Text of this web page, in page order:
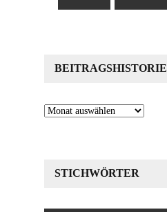
BEITRAGSHISTORIE
Beitragshistorie
STICHWÖRTER